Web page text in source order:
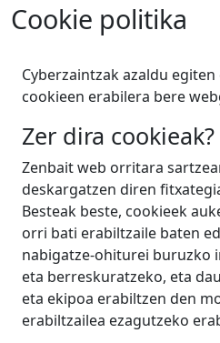
Cookie politika
Cyberzaintzak azaldu
cookieen erabilera bere
Zer dira cookieak?
Zenbait web orritara
deskargatzen diren
Besteak beste, cookieek
orri bati erabiltzaile baten
nabigatze-ohiturei buruzko
eta berreskuratzeko, eta
eta ekipoa erabiltzen den
erabiltzailea ezagutzeko